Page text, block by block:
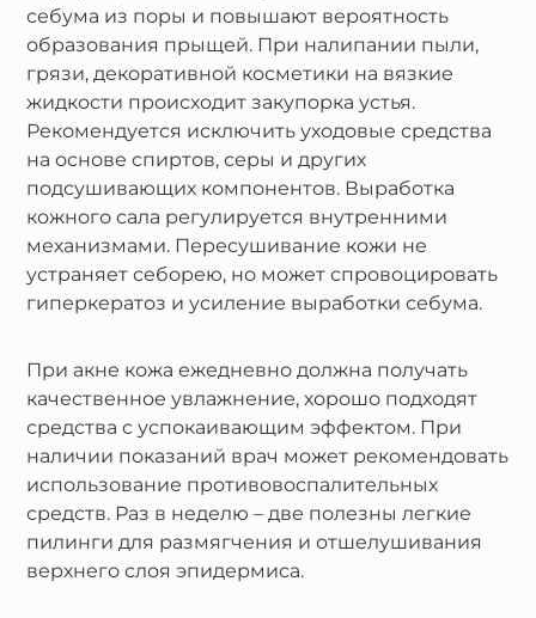
себума из поры и повышают вероятность
образования прыщей. При налипании пыли,
грязи, декоративной косметики на вязкие
жидкости происходит закупорка устья.
Рекомендуется исключить уходовые средства
на основе спиртов, серы и других
подсушивающих компонентов. Выработка
кожного сала регулируется внутренними
механизмами. Пересушивание кожи не
устраняет себорею, но может спровоцировать
гиперкератоз и усиление выработки себума.
При акне кожа ежедневно должна получать
качественное увлажнение, хорошо подходят
средства с успокаивающим эффектом. При
наличии показаний врач может рекомендовать
использование противовоспалительных
средств. Раз в неделю – две полезны легкие
пилинги для размягчения и отшелушивания
верхнего слоя эпидермиса.